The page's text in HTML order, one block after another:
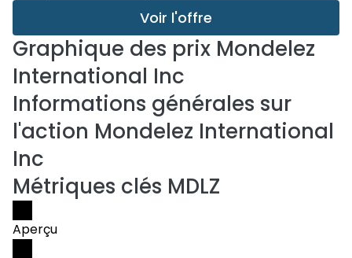
Voir l'offre
Graphique des prix Mondelez
International Inc
Informations générales sur
l'action Mondelez International
Inc
Métriques clés MDLZ
Aperçu